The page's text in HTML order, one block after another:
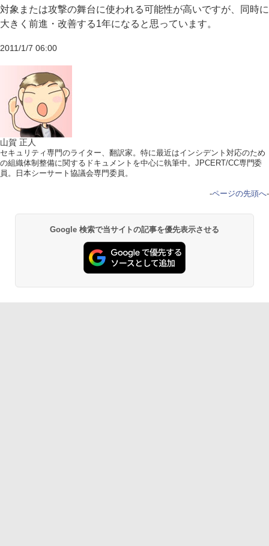
対象または攻撃の舞台に使われる可能性が高いですが、同時に
大きく前進・改善する1年になると思っています。
2011/1/7 06:00
山賀 正人
セキュリティ専門のライター、翻訳家。特に最近はインシデント対応のため
の組織体制整備に関するドキュメントを中心に執筆中。JPCERT/CC専門委
員。日本シーサート協議会専門委員。
-ページの先頭へ-
Google 検索で当サイトの記事を優先表示させる